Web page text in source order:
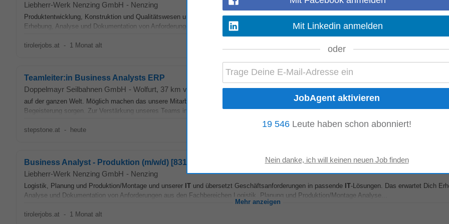
Liebherr-Werk Nenzing GmbH - Nenzing
Produktentwicklung, Konstruktion und Qualitätswesen und unserer ITund überführst fachliche Anforderungen in tragfähigeIT-Lösungen. Das
Erhebung, Analyse und Dokumentation von Anforderungen aus den Bereichen Produktentwicklung, Konstruktion/R&D...
Mehr anzeigen
tirolerjobs.at - 1 Monat alt
Teamleiter:in Business Analysts ERP
Doppelmayr Seilbahnen GmbH - Wolfurt, 37 km von Nenzing
auf der ganzen Welt. Möglich machen das unsere Mitarbeiter:innen, die unsere einzigartigen Projekte umsetzen und mit innovativen Ideen immer
Begeisterung sorgen. Zur Verstärkung unseres Teams im Bereich Digitalisierung &IT& BPM...
stepstone.at - heute
Business Analyst - Produktion (m/w/d) [83163]
Liebherr-Werk Nenzing GmbH - Nenzing
Logistik, Planung und Produktion/Montage und unserer IT und übersetzt Geschäftsanforderungen in passende IT-Lösungen. Das erwartet Dich
Analyse und Dokumentation von Anforderungen aus den Fachbereichen Logistik, Planung und Produktion/Montage Analyse...
Mehr anzeigen
tirolerjobs.at - 1 Monat alt
Mit Linkedin anmelden
oder
19 546 Leute haben schon abonniert!